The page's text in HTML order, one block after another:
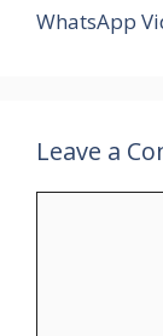
WhatsApp
Leave a